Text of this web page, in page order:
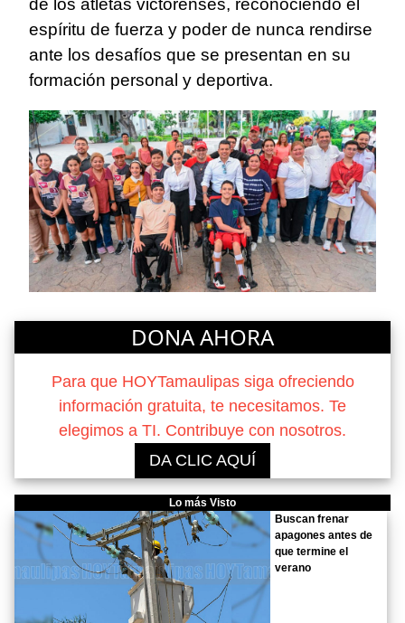
de los atletas victorenses, reconociendo el
espíritu de fuerza y poder de nunca rendirse
ante los desafíos que se presentan en su
formación personal y deportiva.
DONA AHORA
Para que HOYTamaulipas siga ofreciendo
información gratuita, te necesitamos. Te
elegimos a TI. Contribuye con nosotros.
DA CLIC AQUÍ
Lo más Visto
Buscan frenar
apagones antes de
que termine el
verano